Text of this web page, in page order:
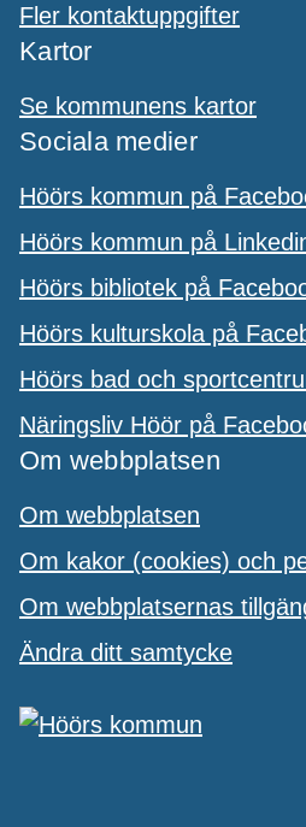
Fler kontaktuppgifter
Kartor
Se kommunens kartor
Sociala medier
Höörs kommun på
Höörs kommun på
Höörs bibliotek på
Höörs kulturskola på
Höörs bad och
Näringsliv Höör på
Om webbplatsen
Om webbplatsen
Om kakor (cookies) och
Om webbplatsernas
Ändra ditt samtycke